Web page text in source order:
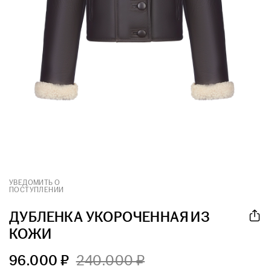
УВЕДОМИТЬ О
ПОСТУПЛЕНИИ
ДУБЛЕНКА УКОРОЧЕННАЯ ИЗ
КОЖИ
96.000 ₽ 240.000 ₽